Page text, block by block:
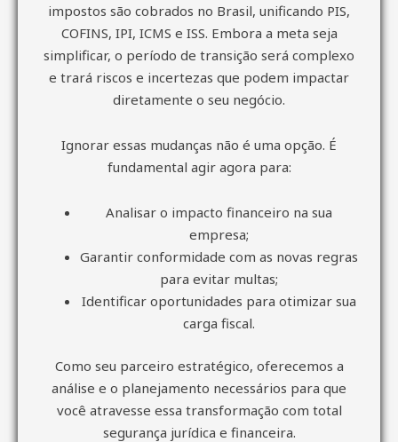
impostos são cobrados no Brasil, unificando PIS,
COFINS, IPI, ICMS e ISS. Embora a meta seja
simplificar, o período de transição será complexo
e trará riscos e incertezas que podem impactar
diretamente o seu negócio.
Ignorar essas mudanças não é uma opção. É
fundamental agir agora para:
Analisar o impacto financeiro na sua
empresa;
Garantir conformidade com as novas regras
para evitar multas;
Identificar oportunidades para otimizar sua
carga fiscal.
Como seu parceiro estratégico, oferecemos a
análise e o planejamento necessários para que
você atravesse essa transformação com total
segurança jurídica e financeira.